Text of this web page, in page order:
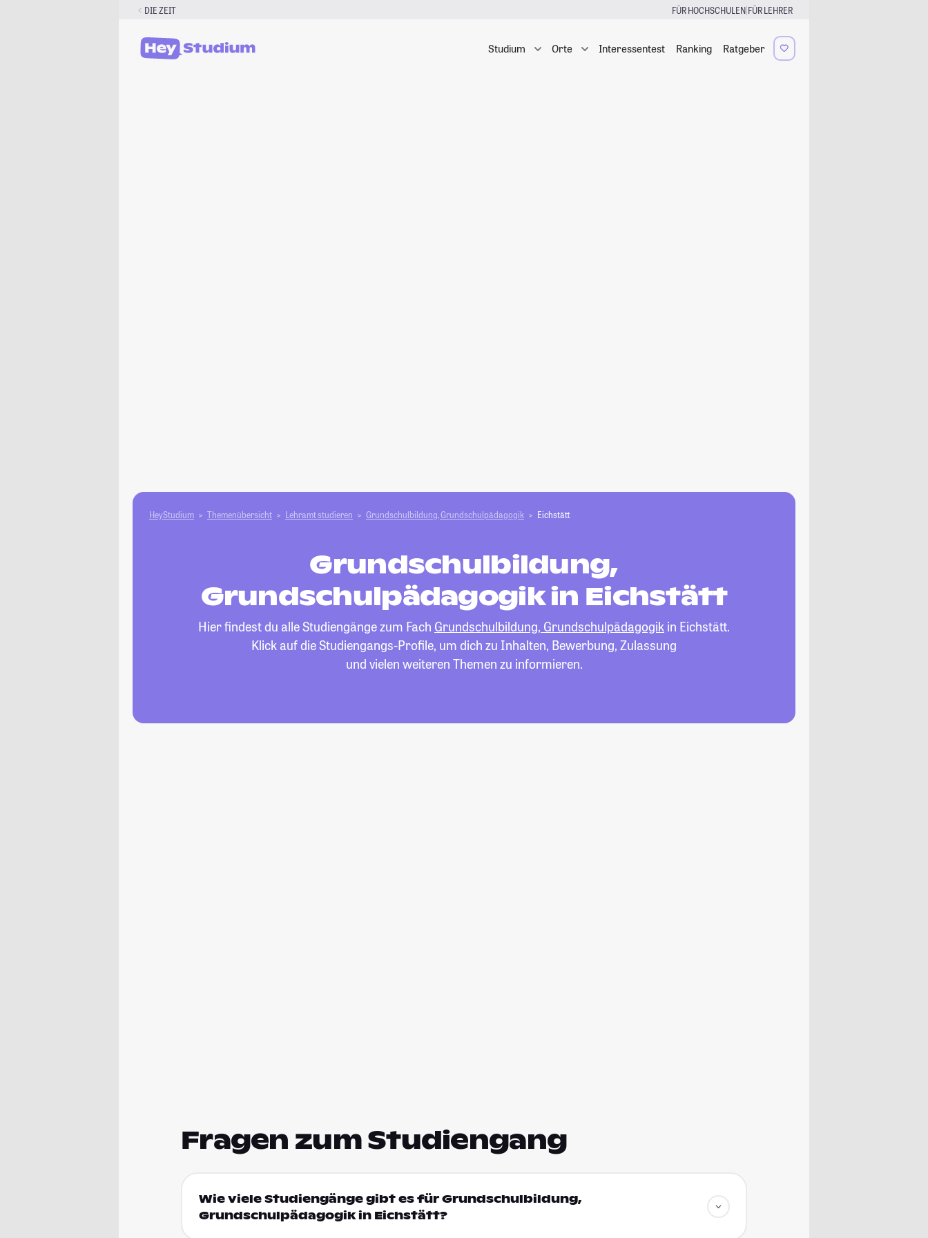
DIE ZEIT FÜR HOCHSCHULEN|FÜR LEHRER
Studium Orte Interessentest Ranking Ratgeber
HeyStudium Themenübersicht Lehramt studieren Grundschulbildung, Grundschulpädagogik Eichstätt
Grundschulbildung,
Grundschulpädagogik in Eichstätt
Hier findest du alle Studiengänge zum Fach Grundschulbildung, Grundschulpädagogik in Eichstätt.
Klick auf die Studiengangs-Profile, um dich zu Inhalten, Bewerbung, Zulassung
und vielen weiteren Themen zu informieren.
Fragen zum Studiengang
Wie viele Studiengänge gibt es für Grundschulbildung,
Grundschulpädagogik in Eichstätt?